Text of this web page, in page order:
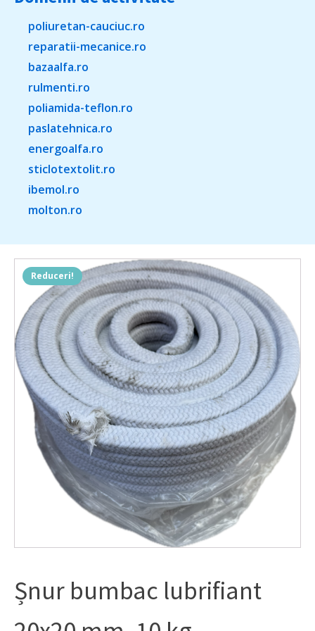
poliuretan-cauciuc.ro
reparatii-mecanice.ro
bazaalfa.ro
rulmenti.ro
poliamida-teflon.ro
paslatehnica.ro
energoalfa.ro
sticlotextolit.ro
ibemol.ro
molton.ro
Reduceri!
Șnur bumbac lubrifiant